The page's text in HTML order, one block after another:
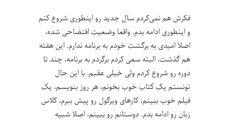
فکرش هم نمی‌کردم سال جدید رو اینطوری شروع کنم
و اینطوری ادامه بدم. واقعا وضعیت افتضاحی شده،
اصلا امیدی به برگشت خودم به برنامه ندارم. این هفته
هم گذشت، البته سعی کردم برگردم به برنامه‌، چند تا
دوره رو شروع کردم ولی خیلی عقبم. با این حال
تونستم یک کتاب خوب بخونم، هر روز بنویسم، یک
فیلم خوب ببینم، کارهای ویرگول رو پیش ببرم، کلاس
زبان رو ادامه بدم. دوستانم رو ببینم، اصلا شبیه